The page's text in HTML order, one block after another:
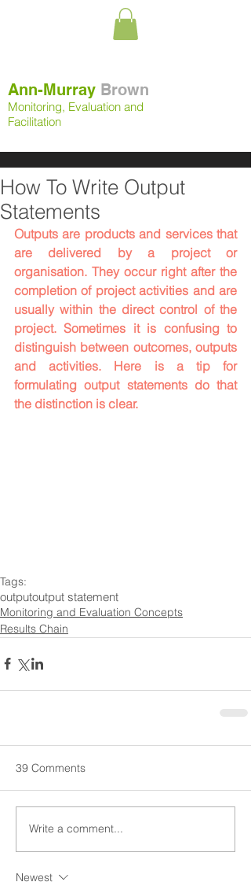
Ann-Murray Brown
Monitoring, Evaluation and
Facilitation
How To Write Output
Statements
Outputs are products and services that
are delivered by a project or
organisation. They occur right after the
completion of project activities and are
usually within the direct control of the
project. Sometimes it is confusing to
distinguish between outcomes, outputs
and activities. Here is a tip for
formulating output statements do that
the distinction is clear.
Tags:
outputoutput statement
Monitoring and Evaluation Concepts
Results Chain
39 Comments
Write a comment...
Newest